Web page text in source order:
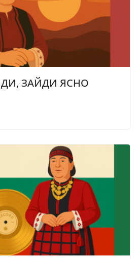
ЗАЙДИ ЯСНО